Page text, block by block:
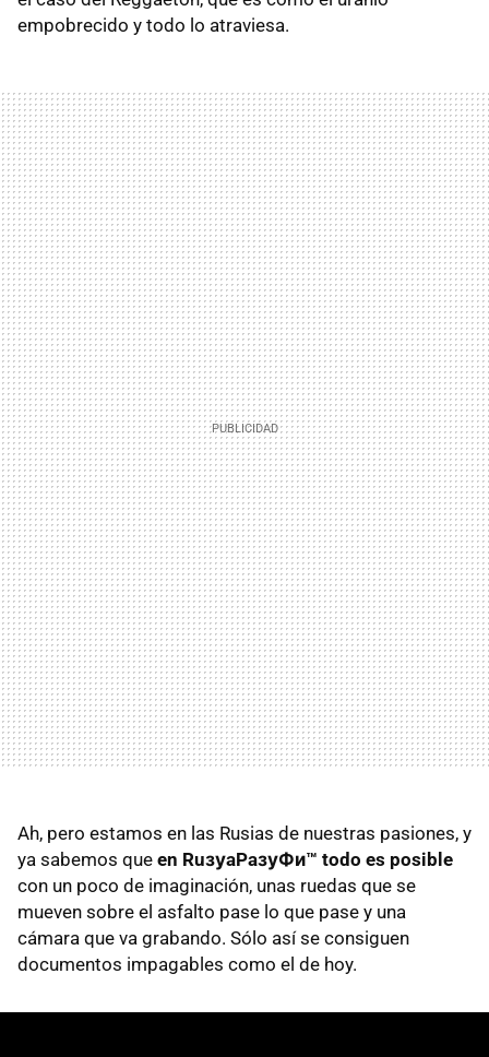
empobrecido y todo lo atraviesa.
Ah, pero estamos en las Rusias de nuestras pasiones, y
ya sabemos que en RuзуaPaзуФи™ todo es posible
con un poco de imaginación, unas ruedas que se
mueven sobre el asfalto pase lo que pase y una
cámara que va grabando. Sólo así se consiguen
documentos impagables como el de hoy.